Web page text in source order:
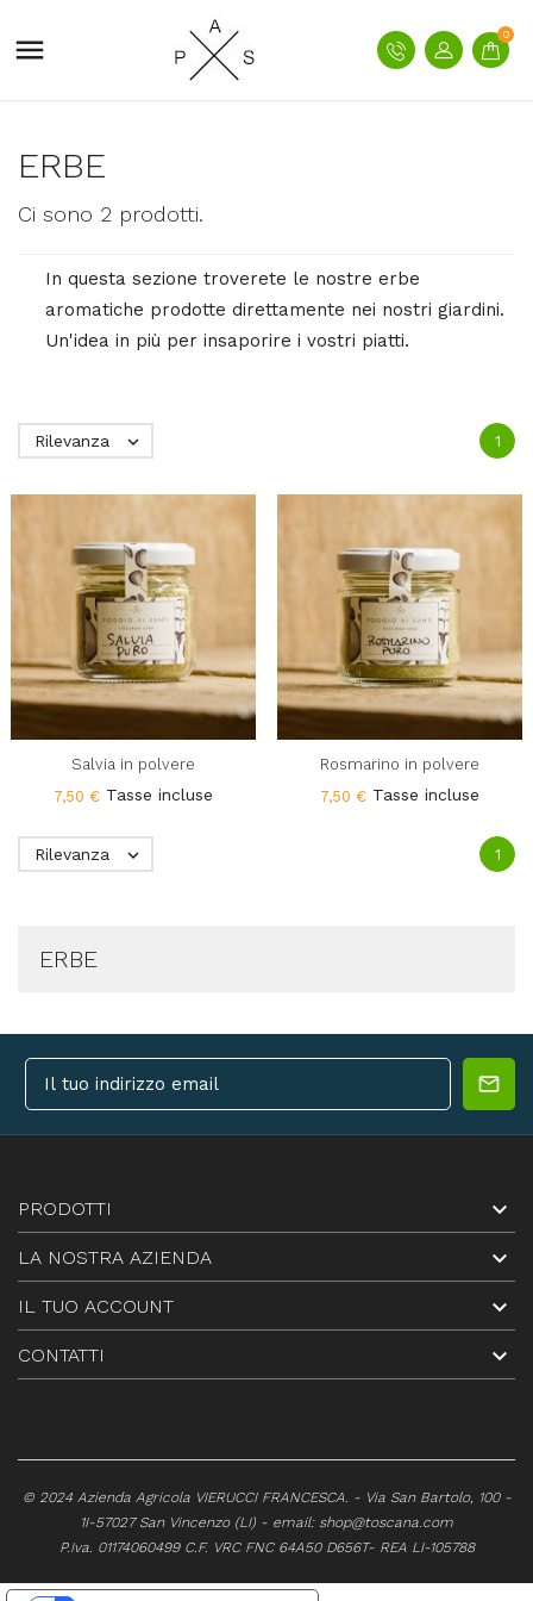
 0
ERBE
Ci sono 2 prodotti.
In questa sezione troverete le nostre erbe
aromatiche prodotte direttamente nei nostri giardini.
Un'idea in più per insaporire i vostri piatti.
ERBE
Rilevanza  1
Salvia in polvere
7,50 € Tasse incluse
Rosmarino in polvere
7,50 € Tasse incluse
Rilevanza  1
PRODOTTI 
LA NOSTRA AZIENDA 
IL TUO ACCOUNT 
CONTATTI 
© 2024 Azienda Agricola VIERUCCI FRANCESCA. - Via San Bartolo, 100 -
1I-57027 San Vincenzo (LI) - email: shop@toscana.com
P.Iva. 01174060499 C.F. VRC FNC 64A50 D656T- REA LI-105788